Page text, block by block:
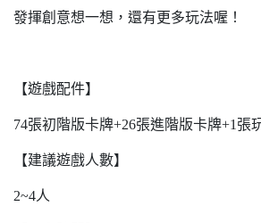
發揮創意想一想，還有更多玩法喔！
【遊戲配件】
74張初階版卡牌+26張進階版卡牌+1張
【建議遊戲人數】
2~4人